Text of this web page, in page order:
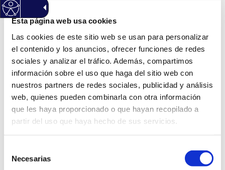
Esta página web usa cookies
Las cookies de este sitio web se usan para personalizar
el contenido y los anuncios, ofrecer funciones de redes
sociales y analizar el tráfico. Además, compartimos
información sobre el uso que haga del sitio web con
nuestros partners de redes sociales, publicidad y análisis
web, quienes pueden combinarla con otra información
que les haya proporcionado o que hayan recopilado a
partir del uso que haya hecho de sus servicios.
Necesarias
Información General
Código: SER13/B
Versión: 1
Ámbitos: Servicios relacionados con la ciudadanía.
Área: Servicios Sociales
Idioma: Castellano
Información sobre la aprobación
Expediente de aprobación: 967257N
Decreto de aprobación: 649
Fecha de aprobación: 13/02/2022
Información sobre el documento:
Tipo documental: Solicitud
Tipo de firma: Certificado electrónico, Firma manual
Origen: Ciudadano